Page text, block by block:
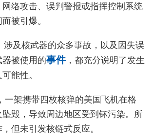
络攻击、误判警报或指挥控制系统
被引爆。
涉及核武器的众多事故，以及因失误
被使用的事件，都充分说明了发生
能性。
一架携带四枚核弹的美国飞机在格
毁，导致周边地区受到钚污染。所
但未引发核链式反应。